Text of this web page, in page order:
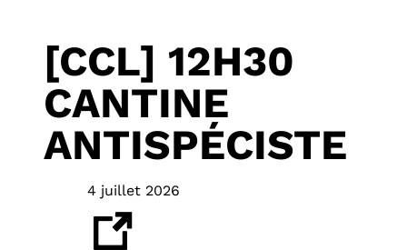
[CCL] 12H30
CANTINE
ANTISPÉCISTE
4 juillet 2026